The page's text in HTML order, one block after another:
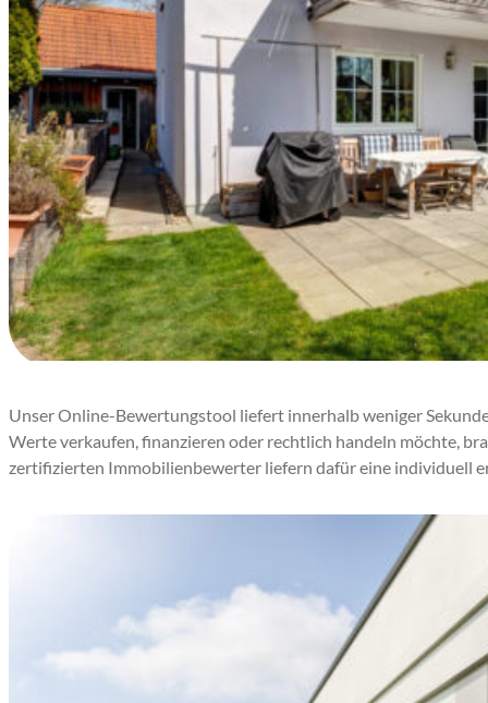
Unser Online-Bewertungstool liefert innerhalb weniger
Werte verkaufen, finanzieren oder rechtlich handeln möchte,
zertifizierten Immobilienbewerter liefern dafür eine individuell